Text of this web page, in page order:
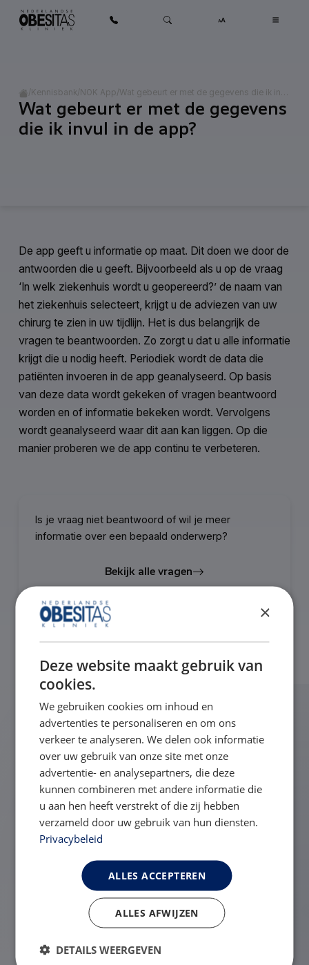
Ga naar inhoud
Home
/Kennisbank/NOK App/
Categorie:NOK App
Wat gebeurt er met de gegevens
die ik invul in de app?
De app geeft u informatie op maat. Dit doen we door de
antwoorden die u geeft. Bijvoorbeeld als u op de vraag
‘In welk ziekenhuis wordt u geopereerd?’ de naam van
het ziekenhuis selecteert, krijgt u de adviezen van uw
chirurg te zien in uw tijdlijn. Het is dus belangrijk de
vragen te beantwoorden. Zo zorgt u dat u alle informatie
krijgt die u nodig heeft. Periodiek wordt de data die
patiënten invoeren in de app geanalyseerd. Op basis
van deze data wordt gekeken of vragen beantwoord
worden en of informatie bekeken wordt. Vervolgens
wordt geanalyseerd waar dit aan kan liggen. Op die
manier proberen we de app continu te verbeteren.
Is je vraag niet beantwoord of wil je meer
informatie over een bepaald onderwerp?
Bekijk alle vragen
Neem contact op
Gerelateerde vragen
Mijn behandelingstraject bij de
NOK is beëindigd. Wat gebeurt er
met de app en mijn gegevens?
Ik start voor de tweede keer een
traject maar zie nog oude
gegevens in mijn app.
×
Deze website maakt gebruik van
cookies.
We gebruiken cookies om inhoud en
advertenties te personaliseren en om ons
verkeer te analyseren. We delen ook informatie
over uw gebruik van onze site met onze
advertentie- en analysepartners, die deze
kunnen combineren met andere informatie die
u aan hen heeft verstrekt of die zij hebben
verzameld door uw gebruik van hun diensten.
Privacybeleid
ALLES ACCEPTEREN
ALLES AFWIJZEN
DETAILS WEERGEVEN